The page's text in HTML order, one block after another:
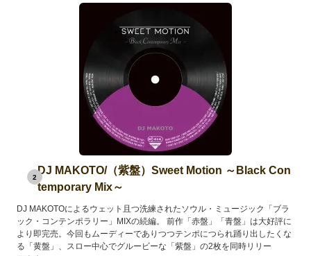
2
DJ MAKOTO/（紫盤）Sweet Motion ～Black Con
temporary Mix～
DJ MAKOTOによるウェット且つ洗練されたソウル・ミュージック「ブラ
ック・コンテンポラリー」MIXの続編。 前作「赤盤」「青盤」は大好評に
より即完売。今回もムーディーでありつつテンポにつられ踊り出したくな
る「黄盤」、スロー中心でグルービーな「紫盤」の2枚を同時リリー